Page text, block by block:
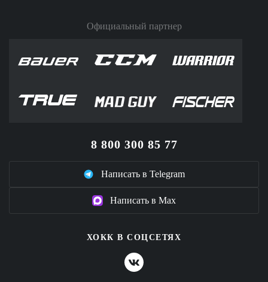
Официальный партнер
8 800 300 85 77
Написать в Telegram
Написать в Max
ХОКК В СОЦСЕТЯХ